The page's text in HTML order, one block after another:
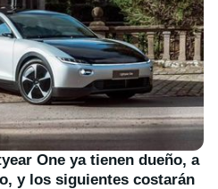
One ya tienen dueño, a
y los siguientes costarán